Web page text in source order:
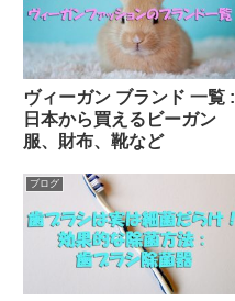
ヴィーガン ブランド 一覧 :
日本から買えるビーガン
服、財布、靴など
ブログ